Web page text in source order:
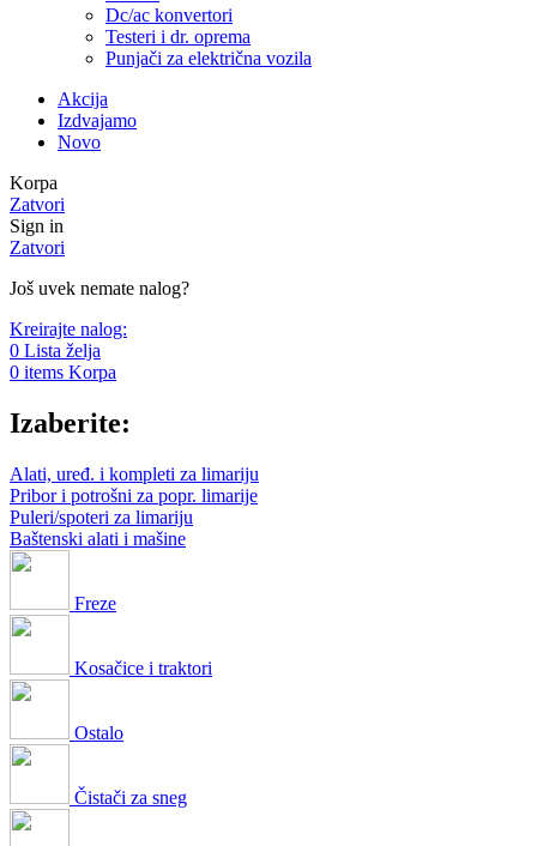
Dc/ac konvertori
Testeri i dr. oprema
Punjači za električna vozila
Akcija
Izdvajamo
Novo
Korpa
Zatvori
Sign in
Zatvori
Još uvek nemate nalog?
Kreirajte nalog:
0 Lista želja
0 items Korpa
Izaberite:
Alati, uređ. i kompleti za limariju
Pribor i potrošni za popr. limarije
Puleri/spoteri za limariju
Baštenski alati i mašine
Freze
Kosačice i traktori
Ostalo
Čistači za sneg